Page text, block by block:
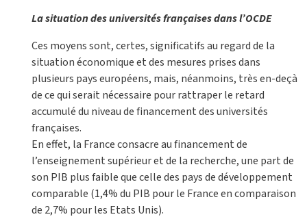
La situation des universités françaises dans l’OCDE
Ces moyens sont, certes, significatifs au regard de la
situation économique et des mesures prises dans
plusieurs pays européens, mais, néanmoins, très en-deçà
de ce qui serait nécessaire pour rattraper le retard
accumulé du niveau de financement des universités
françaises.
En effet, la France consacre au financement de
l’enseignement supérieur et de la recherche, une part de
son PIB plus faible que celle des pays de développement
comparable (1,4% du PIB pour le France en comparaison
de 2,7% pour les Etats Unis).